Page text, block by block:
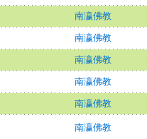
南瀛佛教
南瀛佛教
南瀛佛教
南瀛佛教
南瀛佛教
南瀛佛教